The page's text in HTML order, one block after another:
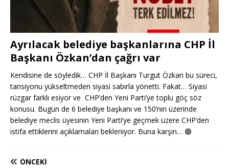
Ayrılacak belediye başkanlarına CHP İl
Başkanı Özkan’dan çağrı var
Kendisine de söyledik… CHP İl Başkanı Turgut Özkan bu süreci,
tansiyonu yükseltmeden siyasi sabırla yönetti. Fakat… Siyasi
rüzgar farklı esiyor ve CHP’den Yeni Parti’ye toplu göç söz
konusu. Bugün de 6 belediye başkanı ve 150’nin üzerinde
belediye meclis üyesinin Yeni Parti’ye geçmek üzere CHP’den
istifa ettiklerini açıklamaları bekleniyor. Buna karşın… 🟢
ÖNCEKI